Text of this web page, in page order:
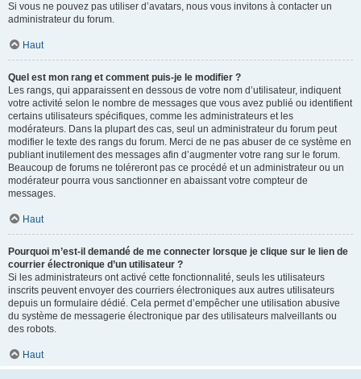
Si vous ne pouvez pas utiliser d’avatars, nous vous invitons à contacter un
administrateur du forum.
Haut
Quel est mon rang et comment puis-je le modifier ?
Les rangs, qui apparaissent en dessous de votre nom d’utilisateur, indiquent
votre activité selon le nombre de messages que vous avez publié ou identifient
certains utilisateurs spécifiques, comme les administrateurs et les
modérateurs. Dans la plupart des cas, seul un administrateur du forum peut
modifier le texte des rangs du forum. Merci de ne pas abuser de ce système en
publiant inutilement des messages afin d’augmenter votre rang sur le forum.
Beaucoup de forums ne toléreront pas ce procédé et un administrateur ou un
modérateur pourra vous sanctionner en abaissant votre compteur de
messages.
Haut
Pourquoi m’est-il demandé de me connecter lorsque je clique sur le lien de
courrier électronique d’un utilisateur ?
Si les administrateurs ont activé cette fonctionnalité, seuls les utilisateurs
inscrits peuvent envoyer des courriers électroniques aux autres utilisateurs
depuis un formulaire dédié. Cela permet d’empêcher une utilisation abusive
du système de messagerie électronique par des utilisateurs malveillants ou
des robots.
Haut